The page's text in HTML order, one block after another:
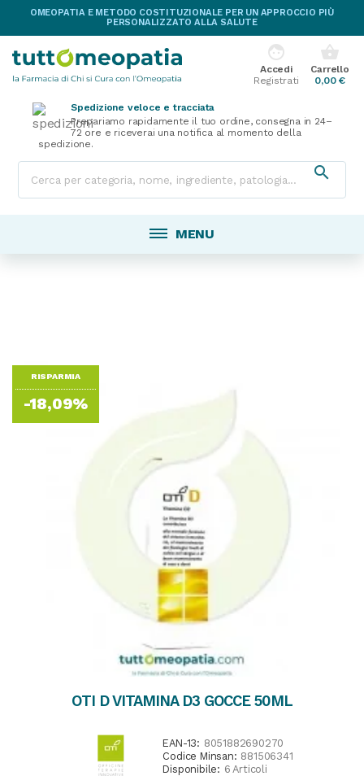
OMEOPATIA E METODO COSTITUZIONALE PER UN APPROCCIO PIÙ
PERSONALIZZATO ALLA SALUTE
shopping_basket
Carrello
0,00 €
face
Accedi
Registrati
Spedizione veloce e tracciata
Prepariamo rapidamente il tuo ordine, consegna in 24–
72 ore e riceverai una notifica al momento della
spedizione.

MENU
RISPARMIA
-18,09%
OTI D VITAMINA D3 GOCCE 50ML
EAN-13: 8051882690270
Codice Minsan: 881506341
Disponibile: 6 Articoli